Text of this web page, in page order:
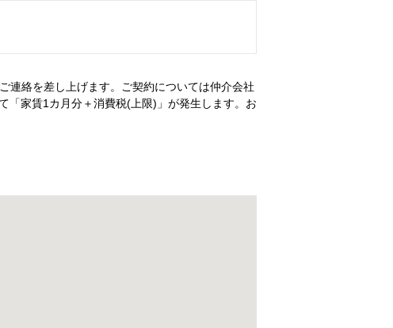
連絡を差し上げます。ご契約については仲介会社
「家賃1カ月分＋消費税(上限)」が発生します。お